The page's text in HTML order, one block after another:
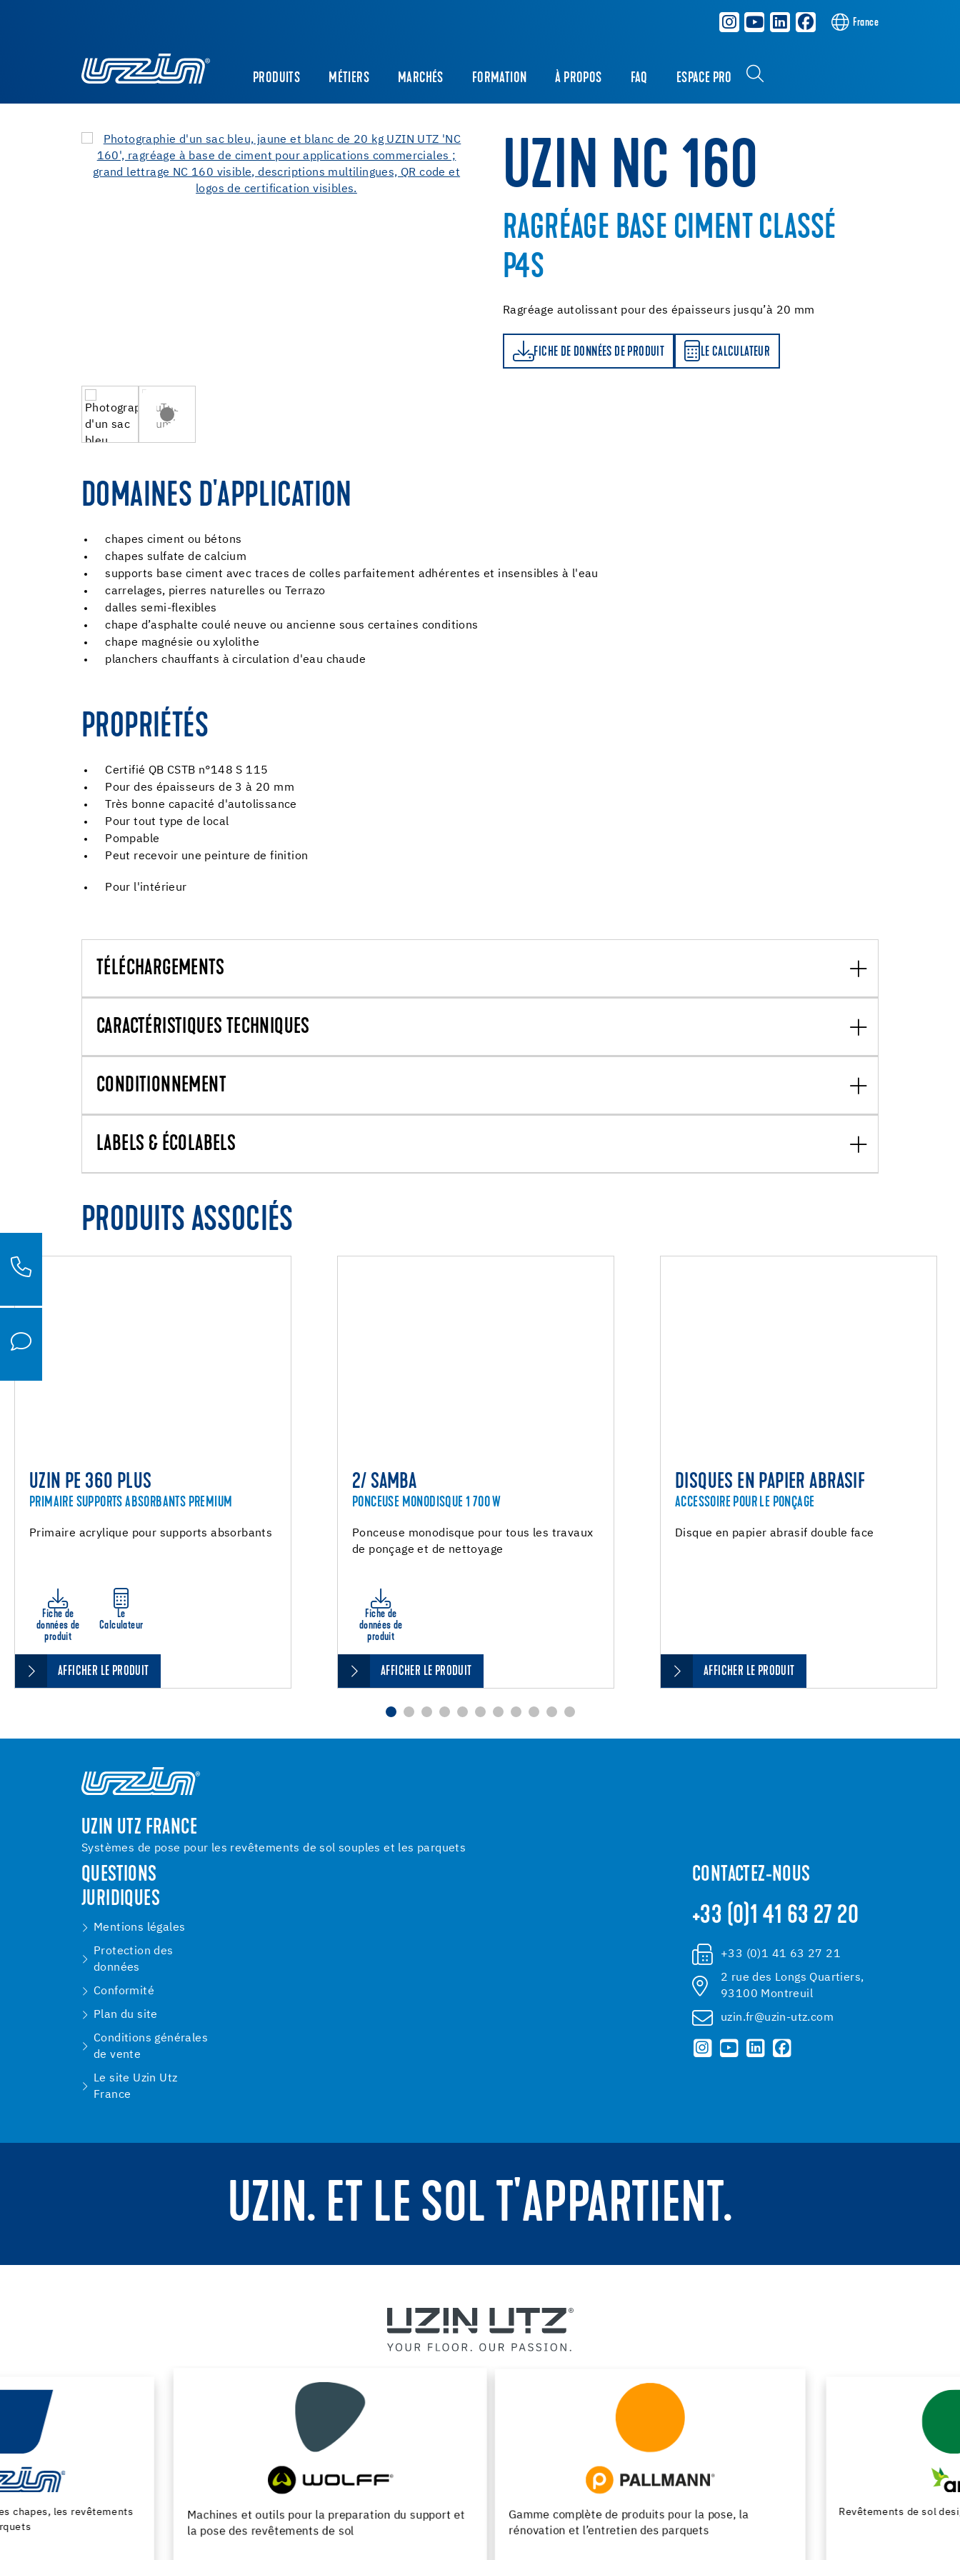
France
PRODUITS MÉTIERS MARCHÉS FORMATION À PROPOS FAQ ESPACE PRO
UZIN NC 160
RAGRÉAGE BASE CIMENT CLASSÉ
P4S
Ragréage autolissant pour des épaisseurs jusqu’à 20 mm
FICHE DE DONNÉES DE PRODUIT LE CALCULATEUR
LE CALCULATEUR
DOMAINES D'APPLICATION
chapes ciment ou bétons
chapes sulfate de calcium
supports base ciment avec traces de colles parfaitement adhérentes et insensibles à l'eau
carrelages, pierres naturelles ou Terrazo
dalles semi-flexibles
chape d’asphalte coulé neuve ou ancienne sous certaines conditions
chape magnésie ou xylolithe
planchers chauffants à circulation d'eau chaude
PROPRIÉTÉS
Certifié QB CSTB n°148 S 115
Pour des épaisseurs de 3 à 20 mm
Très bonne capacité d'autolissance
Pour tout type de local
Pompable
Peut recevoir une peinture de finition
Pour l'intérieur
TÉLÉCHARGEMENTS
CARACTÉRISTIQUES TECHNIQUES
CONDITIONNEMENT
LABELS & ÉCOLABELS
PRODUITS ASSOCIÉS
UZIN PE 360 PLUS
PRIMAIRE SUPPORTS ABSORBANTS PREMIUM
Primaire acrylique pour supports absorbants
Fiche de
données de
produit
Le
Calculateur
AFFICHER LE PRODUIT
2/ SAMBA
PONCEUSE MONODISQUE 1 700 W
Ponceuse monodisque pour tous les travaux
de ponçage et de nettoyage
Fiche de
données de
produit
AFFICHER LE PRODUIT
DISQUES EN PAPIER ABRASIF
ACCESSOIRE POUR LE PONÇAGE
Disque en papier abrasif double face
AFFICHER LE PRODUIT
UZIN UTZ FRANCE
Systèmes de pose pour les revêtements de sol souples et les parquets
QUESTIONS
JURIDIQUES
Mentions légales
Protection des
données
Conformité
Plan du site
Conditions générales
de vente
Le site Uzin Utz
France
CONTACTEZ-NOUS
+33 (0)1 41 63 27 20
+33 (0)1 41 63 27 21
2 rue des Longs Quartiers,
93100 Montreuil
uzin.fr@uzin-utz.com
UZIN. ET LE SOL T'APPARTIENT.
Machines et outils pour la preparation du support et
la pose des revêtements de sol
Gamme complète de produits pour la pose, la
rénovation et l’entretien des parquets
Revêtements de sol design en résine